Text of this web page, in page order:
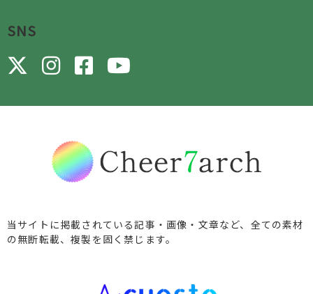
SNS
当サイトに掲載されている記事・画像・文章など、全ての素材
の無断転載、複製を固く禁じます。